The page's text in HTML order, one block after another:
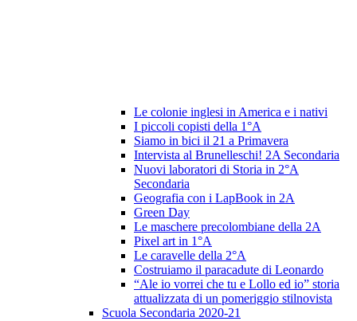
Le colonie inglesi in America e i nativi
I piccoli copisti della 1°A
Siamo in bici il 21 a Primavera
Intervista al Brunelleschi! 2A Secondaria
Nuovi laboratori di Storia in 2°A
Secondaria
Geografia con i LapBook in 2A
Green Day
Le maschere precolombiane della 2A
Pixel art in 1°A
Le caravelle della 2°A
Costruiamo il paracadute di Leonardo
“Ale io vorrei che tu e Lollo ed io” storia
attualizzata di un pomeriggio stilnovista
Scuola Secondaria 2020-21